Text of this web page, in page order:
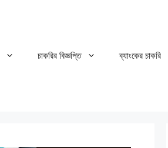
চাকরির বিজ্ঞপ্তি ব্যাংকের চাকরি